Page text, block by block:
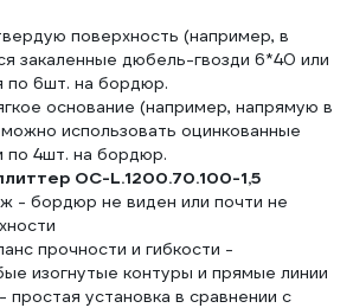
поверхность (например, в
закаленные дюбель-гвозди 6*40 или
по 6шт. на бордюр.
основание (например, напрямую в
использовать оцинкованные
4шт. на бордюр.
ОС-L.1200.70.100-1,5
- бордюр не виден или почти не
прочности и гибкости -
изогнутые контуры и прямые линии
простая установка в сравнении с